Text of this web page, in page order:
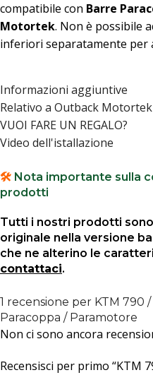
compatibile con Barre
Motortek. Non è possibile
inferiori separatamente per
Informazioni aggiuntive
Relativo a Outback Motortek
VUOI FARE UN REGALO?
Video dell'istallazione
🛠️ Nota importante sulla
prodotti
Tutti i nostri prodotti
originale nella versione
che ne alterino le
contattaci.
1 recensione per KTM 790
Paracoppa / Paramotore
Non ci sono ancora
Recensisci per primo “KTM